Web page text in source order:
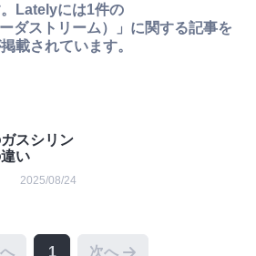
Latelyには1件の
ダストリーム）」に関する記事を
載されています。
スシリン
い
2025/08/24
1 次へ